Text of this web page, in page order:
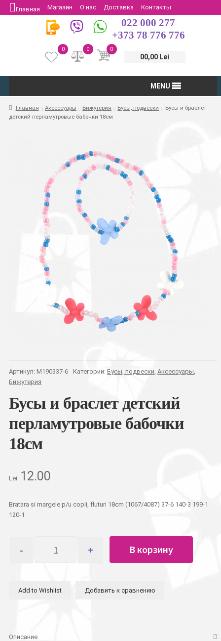
Главная Магазин О нас Доставка
Контакты
Защита потребителей
Возврат
022 000 277
+373 78 776 776
0
00,00 Lei
0
0
MENU
Главная Аксессуары Бижутерия Бусы, подвески
Бусы и браслет
детский перламутровые бабочки 18см
Артикул: M190337-6 Категории: Бусы, подвески,Аксессуары,
Бижутерия
Бусы и браслет детский
перламутровые бабочки
18см
Lei 12.00
Bratara si margele p/u copii, fluturi 18cm (1067/4087) 37-6 140-3 199-1
120-1
товара
детский
В корзину
Add to Wishlist Добавить к сравнению
Описание